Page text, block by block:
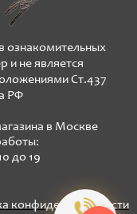
ознакомительных
и не является
Ст.437
РФ
в Москве
до 19
конфиденциальности